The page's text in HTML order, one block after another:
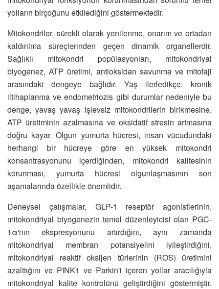
yolların birçoğunu etkilediğini göstermektedir.
Mitokondriler, sürekli olarak yenilenme, onarım ve ortadan
kaldırılma süreçlerinden geçen dinamik organellerdir.
Sağlıklı mitokondri popülasyonları, mitokondriyal
biyogenez, ATP üretimi, antioksidan savunma ve mitofaji
arasındaki dengeye bağlıdır. Yaş ilerledikçe, kronik
iltihaplanma ve endometriozis gibi durumlar nedeniyle bu
denge, yavaş yavaş işlevsiz mitokondrilerin birikmesine,
ATP üretiminin azalmasına ve oksidatif stresin artmasına
doğru kayar. Olgun yumurta hücresi, insan vücudundaki
herhangi bir hücreye göre en yüksek mitokondri
konsantrasyonunu içerdiğinden, mitokondri kalitesinin
korunması, yumurta hücresi olgunlaşmasının son
aşamalarında özellikle önemlidir.
Deneysel çalışmalar, GLP-1 reseptör agonistlerinin,
mitokondriyal biyogenezin temel düzenleyicisi olan PGC-
1α'nın ekspresyonunu artırdığını, aynı zamanda
mitokondriyal membran potansiyelini iyileştirdiğini,
mitokondriyal reaktif oksijen türlerinin (ROS) üretimini
azalttığını ve PINK1 ve Parkin'i içeren yollar aracılığıyla
mitokondriyal kalite kontrolünü geliştirdiğini göstermiştir.